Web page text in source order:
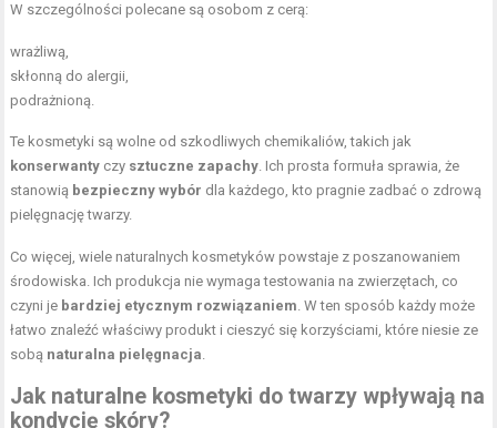
W szczególności polecane są osobom z cerą:
wrażliwą,
skłonną do alergii,
podrażnioną.
Te kosmetyki są wolne od szkodliwych chemikaliów, takich jak
konserwanty czy sztuczne zapachy. Ich prosta formuła sprawia, że
stanowią bezpieczny wybór dla każdego, kto pragnie zadbać o zdrową
pielęgnację twarzy.
Co więcej, wiele naturalnych kosmetyków powstaje z poszanowaniem
środowiska. Ich produkcja nie wymaga testowania na zwierzętach, co
czyni je bardziej etycznym rozwiązaniem. W ten sposób każdy może
łatwo znaleźć właściwy produkt i cieszyć się korzyściami, które niesie ze
sobą naturalna pielęgnacja.
Jak naturalne kosmetyki do twarzy wpływają na
kondycję skóry?